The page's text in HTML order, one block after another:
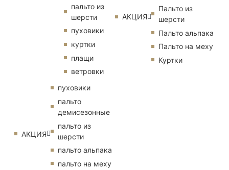
пальто из
шерсти
пуховики
куртки
плащи
ветровки
АКЦИЯ
пуховики
пальто
демисезонные
пальто из
шерсти
пальто альпака
пальто на меху
АКЦИЯ
Пальто из
шерсти
Пальто альпака
Пальто на меху
Куртки